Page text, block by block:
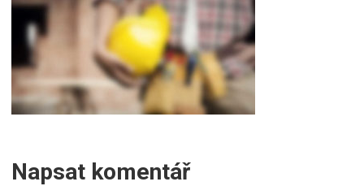
Napsat komentář